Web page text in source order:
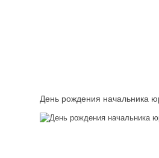
День рождения начальника